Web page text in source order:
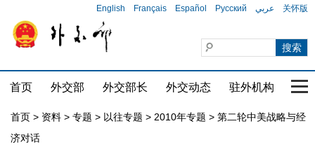
English Français Español Русский عربي 关怀版
首页 外交部 外交部长 外交动态 驻外机构 国
首页 > 资料 > 专题 > 以往专题 > 2010年专题 > 第二轮中美战略与经
济对话